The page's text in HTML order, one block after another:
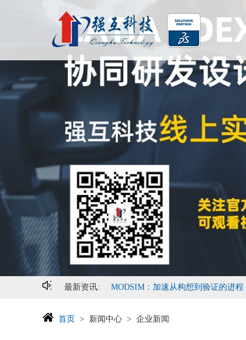
最新资讯: MODSIM：加速从构想到验证的进程
首页 新闻中心 企业新闻